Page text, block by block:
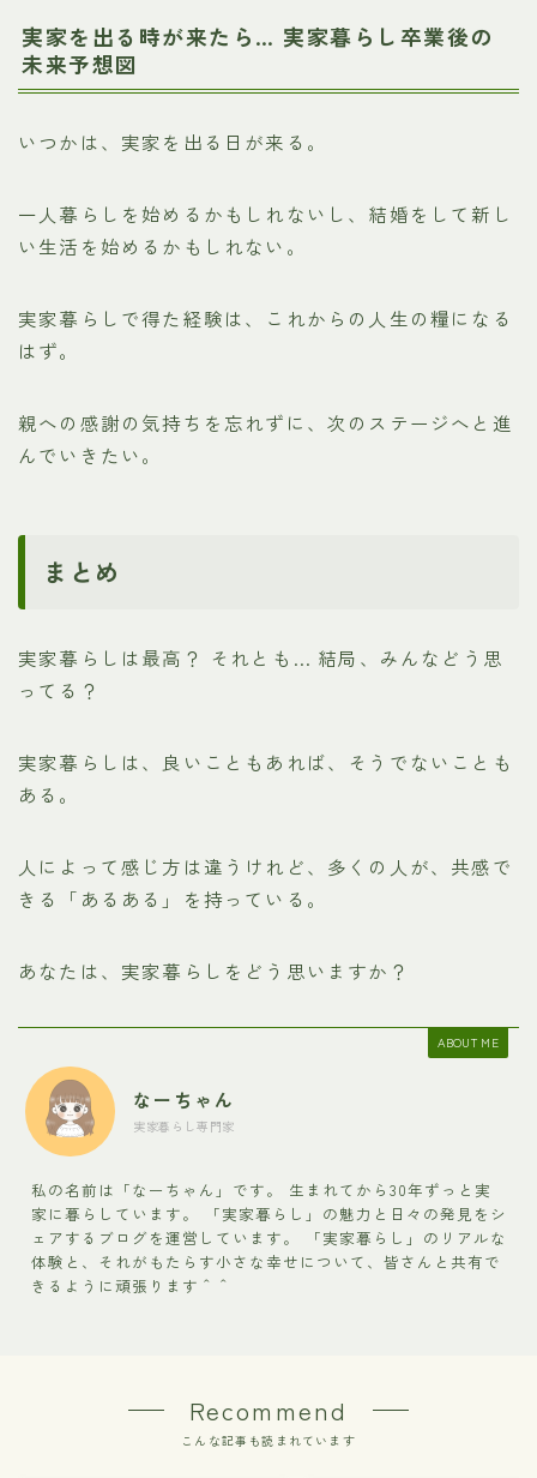
実家を出る時が来たら… 実家暮らし卒業後の
未来予想図
いつかは、実家を出る日が来る。
一人暮らしを始めるかもしれないし、結婚をして新し
い生活を始めるかもしれない。
実家暮らしで得た経験は、これからの人生の糧になる
はず。
親への感謝の気持ちを忘れずに、次のステージへと進
んでいきたい。
まとめ
実家暮らしは最高？ それとも… 結局、みんなどう思
ってる？
実家暮らしは、良いこともあれば、そうでないことも
ある。
人によって感じ方は違うけれど、多くの人が、共感で
きる「あるある」を持っている。
あなたは、実家暮らしをどう思いますか？
ABOUT ME
なーちゃん
実家暮らし専門家
私の名前は「なーちゃん」です。 生まれてから30年ずっと実
家に暮らしています。 「実家暮らし」の魅力と日々の発見をシ
ェアするブログを運営しています。 「実家暮らし」のリアルな
体験と、それがもたらす小さな幸せについて、皆さんと共有で
きるように頑張ります＾＾
Recommend
こんな記事も読まれています